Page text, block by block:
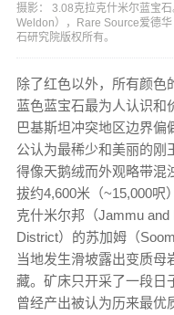
摄影： 3.08克拉克什米尔蓝宝
Weldon），Rare Source爱德
石研究院版权所有。
除了红色以外，所有颜色
蓝色蓝宝石最为人认识和
巴基斯坦冲突地区边界偏
公认为最稀少和美丽的刚
得像天鹅绒而外观略带混
拔约4,600米（~15,000呎
克什米尔邦（Jammu
District）的苏加姆（
当地发生滑坡露出变质母
藏。矿床只开采了一段日
曾经产出被认为历来最优